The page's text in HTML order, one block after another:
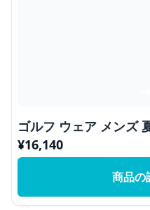
ゴルフ ウェア メンズ
¥16,140
商品の